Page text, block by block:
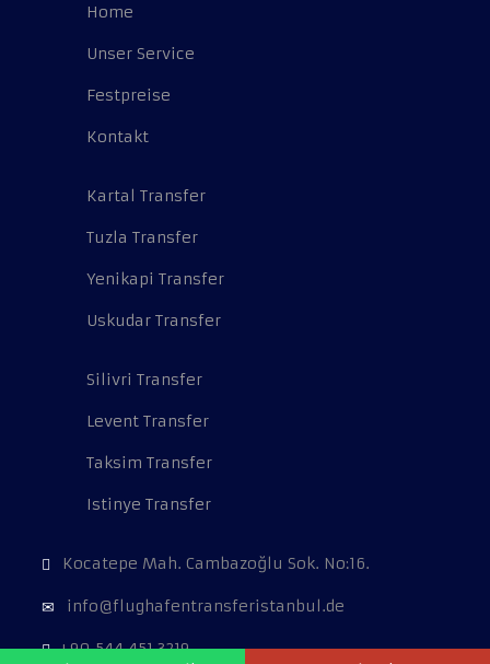
Home
Unser Service
Festpreise
Kontakt
Kartal Transfer
Tuzla Transfer
Yenikapi Transfer
Uskudar Transfer
Silivri Transfer
Levent Transfer
Taksim Transfer
Istinye Transfer
Kocatepe Mah. Cambazoğlu Sok. No:16.
info@flughafentransferistanbul.de
+90 544 451 3219